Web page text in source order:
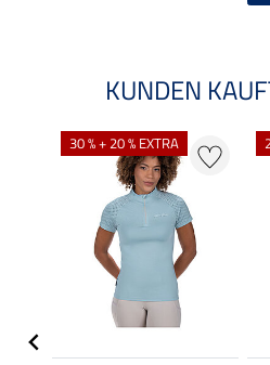
KUNDEN
30 % + 20 % EXTRA